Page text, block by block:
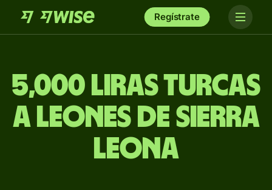
Regístrate
5,000 liras turcas
a leones de Sierra
Leona